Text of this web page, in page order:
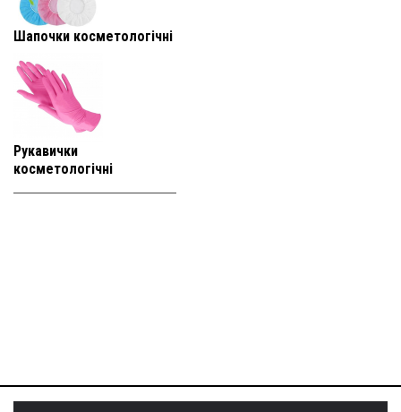
Шапочки косметологічні
Рукавички
косметологічні